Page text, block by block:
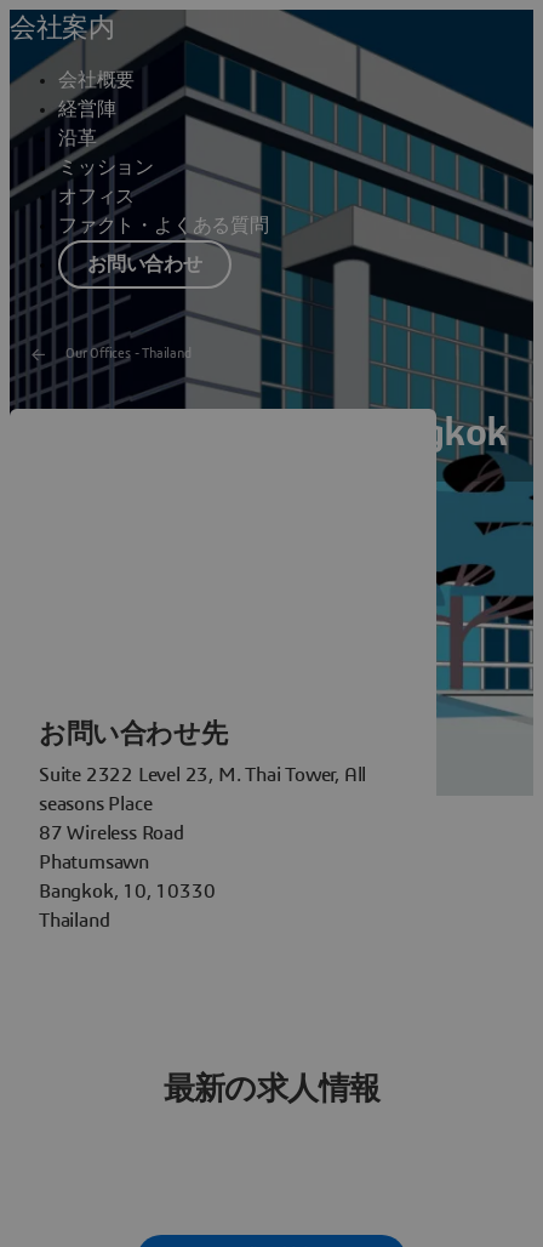
会社案内
会社概要
経営陣
沿革
ミッション
オフィス
ファクト・よくある質問
お問い合わせ
Our Offices - Thailand
Dassault Systèmes Bangkok
お問い合わせ先
Suite 2322 Level 23, M. Thai Tower, All
seasons Place
87 Wireless Road
Phatumsawn
Bangkok, 10, 10330
Thailand
最新の求人情報